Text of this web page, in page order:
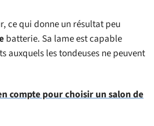
ce qui donne un résultat peu
batterie. Sa lame est capable
auxquels les tondeuses ne peuvent
compte pour choisir un salon de